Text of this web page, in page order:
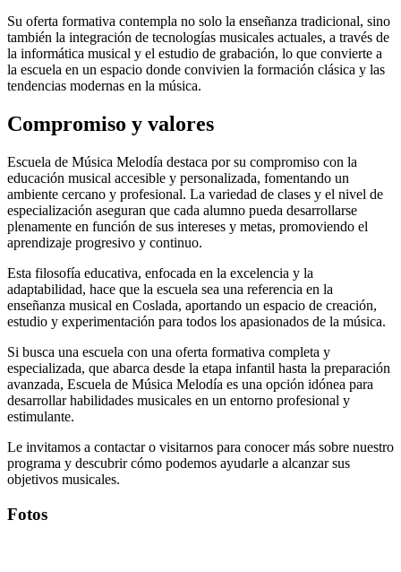
Su oferta formativa contempla no solo la enseñanza tradicional, sino
también la integración de tecnologías musicales actuales, a través de
la informática musical y el estudio de grabación, lo que convierte a
la escuela en un espacio donde convivien la formación clásica y las
tendencias modernas en la música.
Compromiso y valores
Escuela de Música Melodía destaca por su compromiso con la
educación musical accesible y personalizada, fomentando un
ambiente cercano y profesional. La variedad de clases y el nivel de
especialización aseguran que cada alumno pueda desarrollarse
plenamente en función de sus intereses y metas, promoviendo el
aprendizaje progresivo y continuo.
Esta filosofía educativa, enfocada en la excelencia y la
adaptabilidad, hace que la escuela sea una referencia en la
enseñanza musical en Coslada, aportando un espacio de creación,
estudio y experimentación para todos los apasionados de la música.
Si busca una escuela con una oferta formativa completa y
especializada, que abarca desde la etapa infantil hasta la preparación
avanzada, Escuela de Música Melodía es una opción idónea para
desarrollar habilidades musicales en un entorno profesional y
estimulante.
Le invitamos a contactar o visitarnos para conocer más sobre nuestro
programa y descubrir cómo podemos ayudarle a alcanzar sus
objetivos musicales.
Fotos